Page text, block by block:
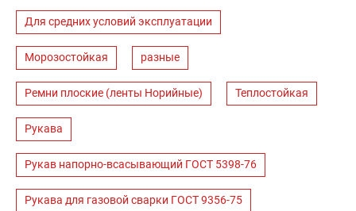
Для средних условий эксплуатации
Морозостойкая разные
Ремни плоские (ленты Норийные) Теплостойкая
Рукава
Рукав напорно-всасывающий ГОСТ 5398-76
Рукава для газовой сварки ГОСТ 9356-75